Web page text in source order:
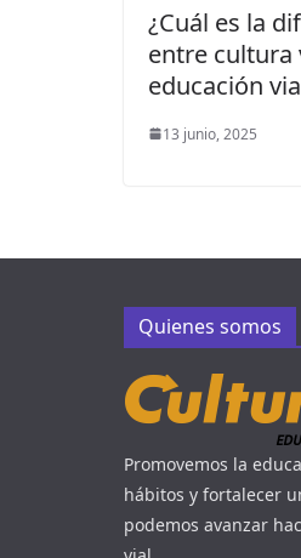
¿Cuál es la
entre cultura
educación
13 junio, 2025
Quienes somos
Promovemos la
hábitos y fortalecer
podemos avanzar